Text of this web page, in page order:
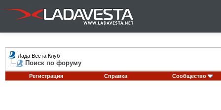
Лада Веста Клуб
Поиск по форуму
Регистрация Справка Сообщество